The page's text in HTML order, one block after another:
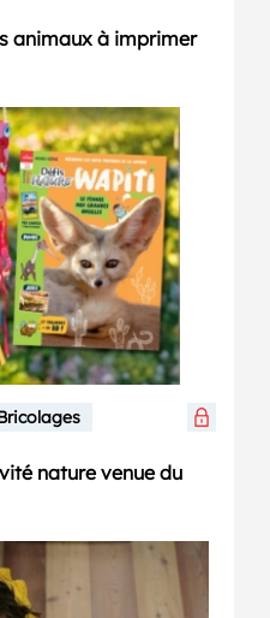
animaux à imprimer
nature venue du